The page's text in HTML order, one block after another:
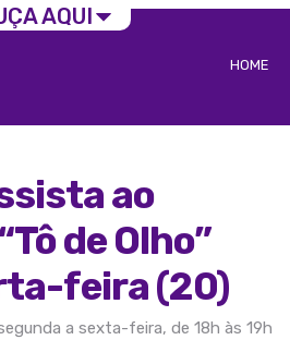
HOME
ao
de Olho”
feira (20)
a sexta-feira, de 18h às 19h
AQUI